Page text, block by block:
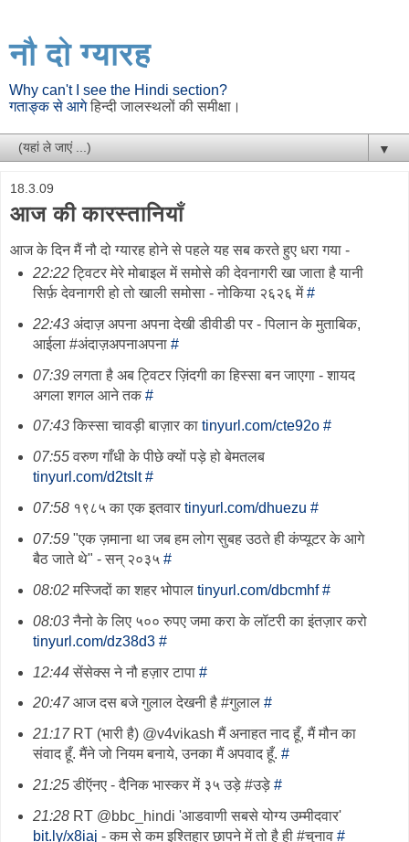
नौ दो ग्यारह
Why can't I see the Hindi section?
गताङ्क से आगेहिन्दी जालस्थलों की समीक्षा।
▼
18.3.09
आज की कारस्तानियाँ
आज के दिन मैं नौ दो ग्यारह होने से पहले यह सब करते हुए धरा गया -
22:22ट्विटर मेरे मोबाइल में समोसे की देवनागरी खा जाता है यानी
सिर्फ़ देवनागरी हो तो खाली समोसा - नोकिया २६२६ में#
22:43अंदाज़ अपना अपना देखी डीवीडी पर - पिलान के मुताबिक,
आईला #अंदाज़अपनाअपना #
07:39लगता है अब ट्विटर ज़िंदगी का हिस्सा बन जाएगा - शायद
अगला शगल आने तक #
07:43किस्सा चावड़ी बाज़ार का tinyurl.com/cte92o #
07:55वरुण गाँधी के पीछे क्यों पड़े हो बेमतलब
tinyurl.com/d2tslt #
07:58१९८५ का एक इतवार tinyurl.com/dhuezu #
07:59"एक ज़माना था जब हम लोग सुबह उठते ही कंप्यूटर के आगे
बैठ जाते थे" - सन् २०३५ #
08:02मस्जिदों का शहर भोपाल tinyurl.com/dbcmhf #
08:03नैनो के लिए ५०० रुपए जमा करा के लॉटरी का इंतज़ार करो
tinyurl.com/dz38d3 #
12:44सेंसेक्स ने नौ हज़ार टापा #
20:47आज दस बजे गुलाल देखनी है #गुलाल #
21:17RT (भारी है) @v4vikash मैं अनाहत नाद हूँ, मैं मौन का
संवाद हूँ. मैंने जो नियम बनाये, उनका मैं अपवाद हूँ. #
21:25डीऍनए - दैनिक भास्कर में ३५ उड़े #उड़े #
21:28RT @bbc_hindi 'आडवाणी सबसे योग्य उम्मीदवार'
bit.ly/x8iaj - कम से कम इश्तिहार छापने में तो है ही #चुनाव #